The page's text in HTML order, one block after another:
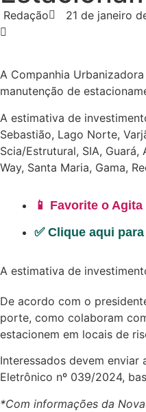
Redação 21 de janeiro
A Companhia
manutenção de
A estimativa de
Sebastião, Lago Norte,
Scia/Estrutural, SIA,
Way, Santa Maria, Gama,
📱 Favorite o
✅ Clique aqui
A estimativa de
De acordo com o
porte, como colaboram
estacionem em locais de
Interessados devem
Eletrônico nº 039/2024,
*Com informações da